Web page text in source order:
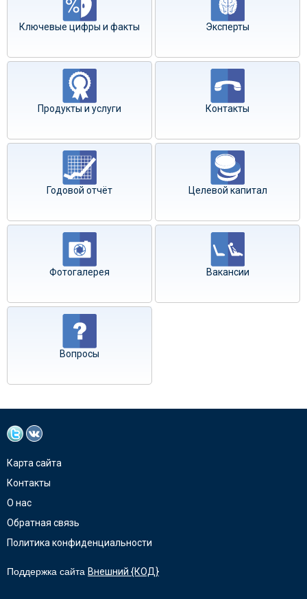
Ключевые цифры и факты Эксперты
Продукты и услуги Контакты
Годовой отчёт Целевой капитал
Фотогалерея Вакансии
Вопросы
Карта сайта
Контакты
О нас
Обратная связь
Политика конфиденциальности
Поддержка сайта Внешний {КОД}